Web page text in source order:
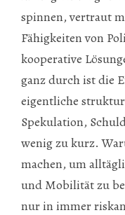
spinnen, vertraut
Fähigkeiten von
kooperative
ganz durch ist die
eigentliche
Spekulation,
wenig zu kurz.
machen, um
und Mobilität zu
nur in immer